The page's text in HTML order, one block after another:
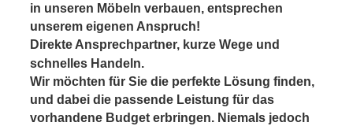
in unseren Möbeln verbauen, entsprechen
unserem eigenen Anspruch!
Direkte Ansprechpartner, kurze Wege und
schnelles Handeln.
Wir möchten für Sie die perfekte Lösung finden,
und dabei die passende Leistung für das
vorhandene Budget erbringen. Niemals jedoch